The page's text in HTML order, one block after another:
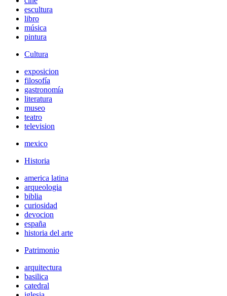
escultura
libro
música
pintura
Cultura
exposicion
filosofía
gastronomía
literatura
museo
teatro
television
mexico
Historia
america latina
arqueologia
biblia
curiosidad
devocion
españa
historia del arte
Patrimonio
arquitectura
basilica
catedral